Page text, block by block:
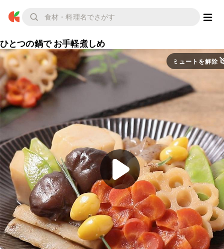
ひとつの鍋で お手軽煮しめ
ミュートを解除